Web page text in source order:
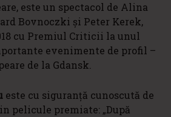
este un spectacol de Alina
Bovnoczki și Peter Kerek,
cu Premiul Criticii la unul
evenimente de profil –
de la Gdansk.
este cu siguranță cunoscută de
pelicule premiate: „După